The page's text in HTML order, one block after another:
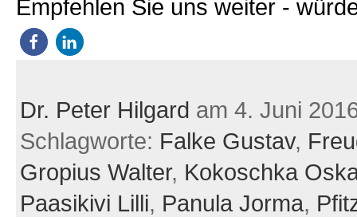
Empfehlen Sie uns weiter -
Dr. Peter Hilgard am 4. Juni
Schlagworte: Falke Gustav,
Gropius Walter, Kokoschka
Paasikivi Lilli, Panula Jorma,